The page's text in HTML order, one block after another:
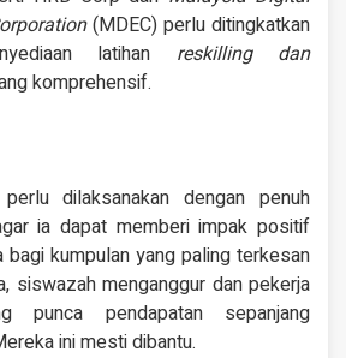
(MDEC) perlu ditingkatkan
latihan reskilling dan
komprehensif.
dilaksanakan dengan penuh
ia dapat memberi impak positif
bagi kumpulan yang paling terkesan
siswazah menganggur dan pekerja
punca pendapatan sepanjang
ini mesti dibantu.